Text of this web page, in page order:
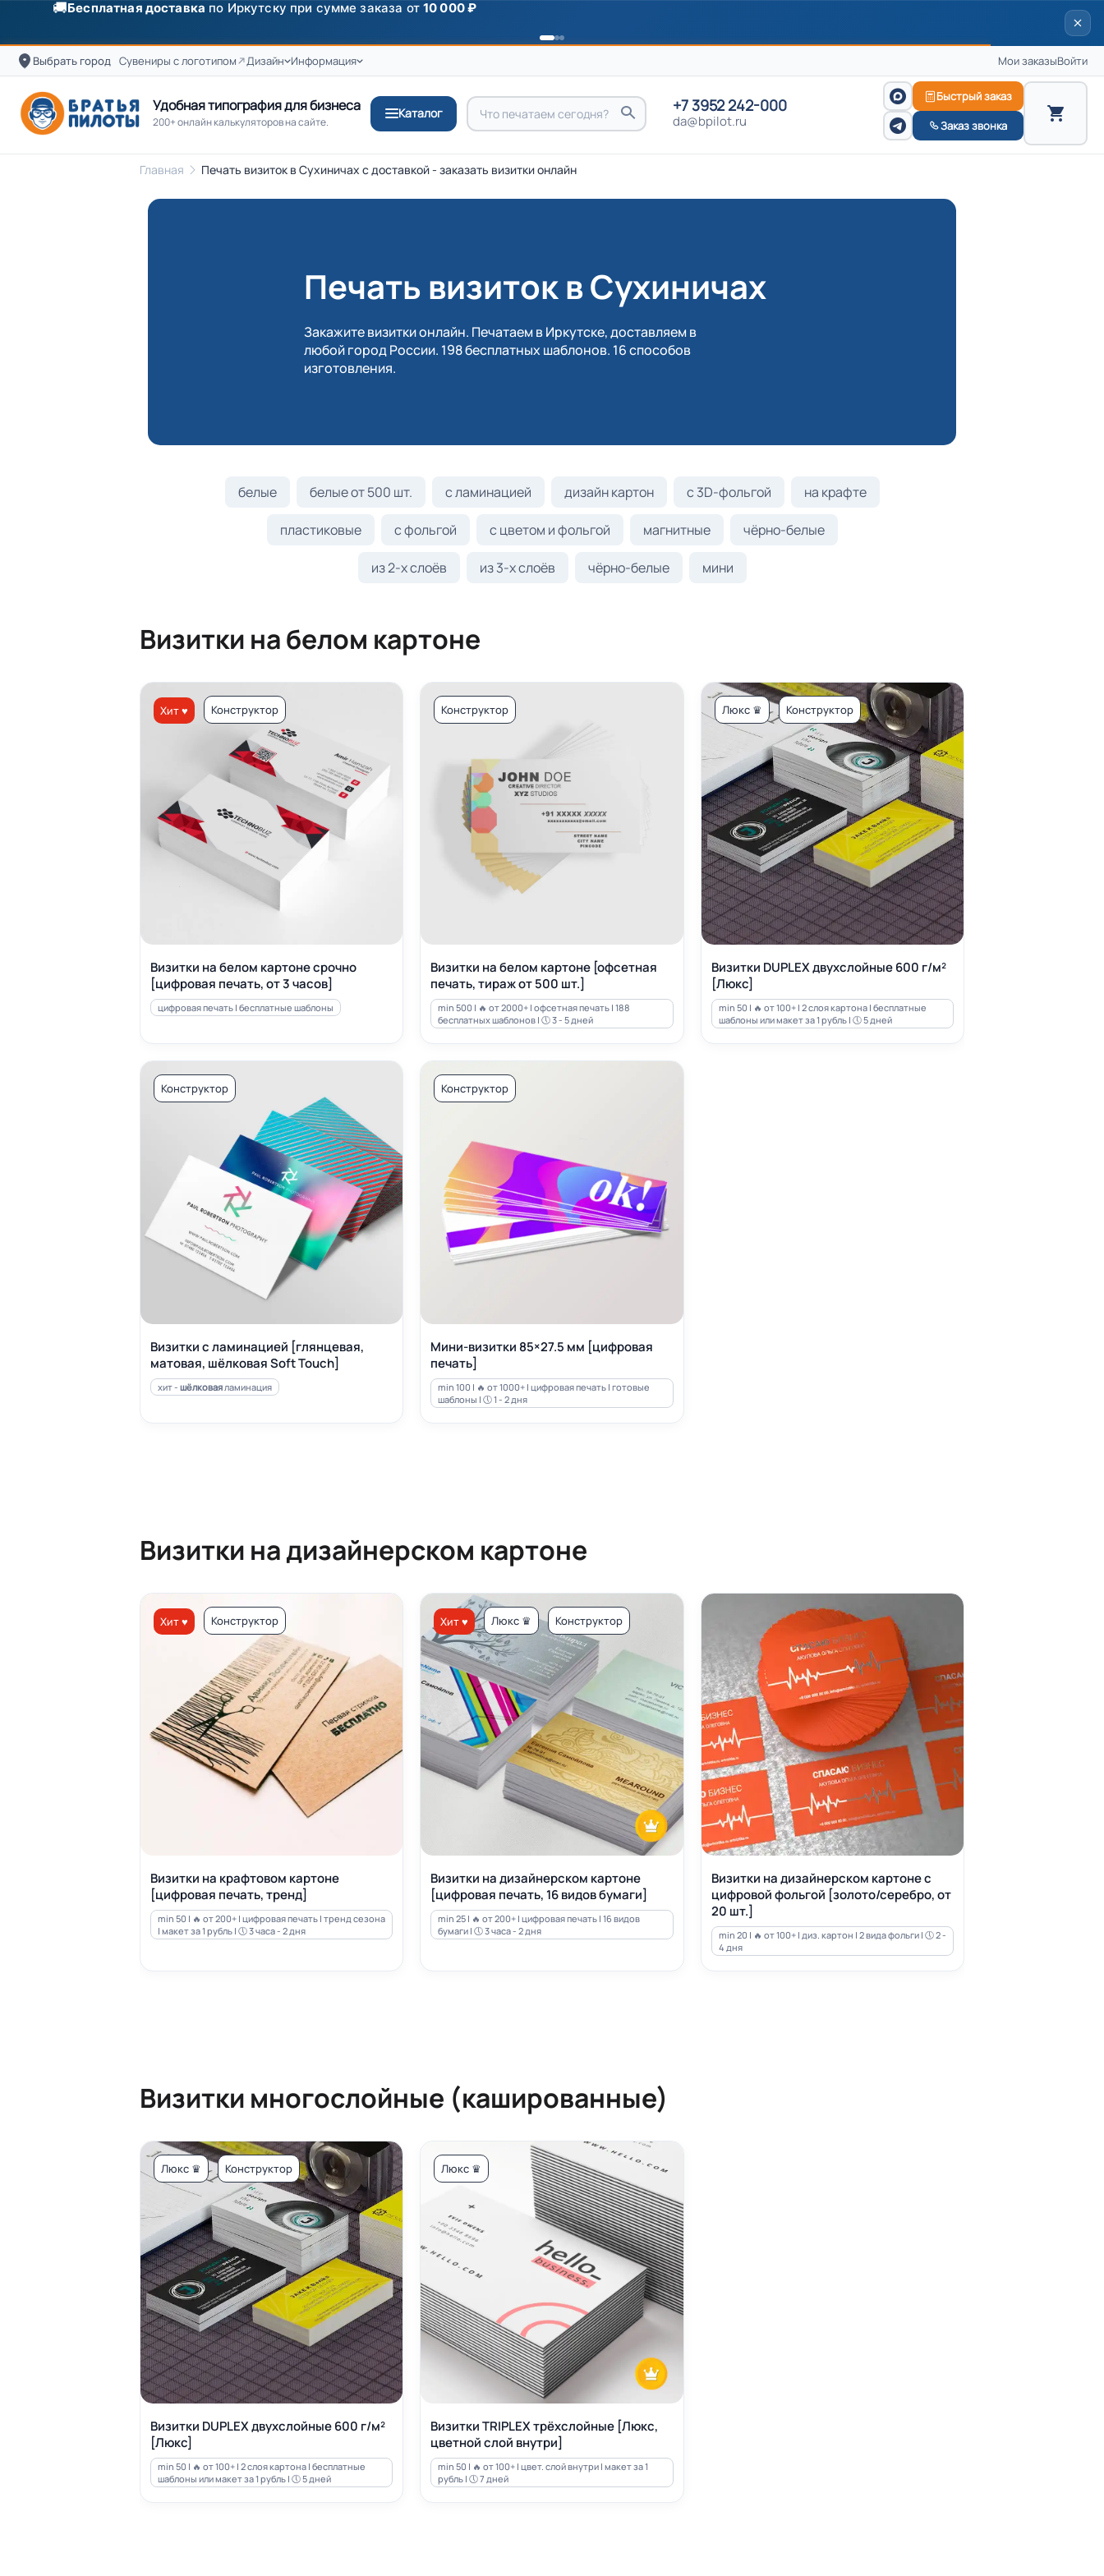
✨Скидка250 ₽на первый заказ от 3000 ₽ по промокоду ПРИВЕТ
Выбрать город Сувениры с логотипом Дизайн Информация Мои заказыВойти
Удобная типография для бизнеса
200+ онлайн калькуляторов на сайте.
Каталог +7 3952 242-000
da@bpilot.ru
Быстрый заказ
Заказ звонка
Главная Печать визиток в Сухиничах с доставкой - заказать визитки онлайн
Печать визиток в Сухиничах
Закажите визитки онлайн. Печатаем в Иркутске, доставляем в
любой город России. 198 бесплатных шаблонов. 16 способов
изготовления.
белые белые от 500 шт. с ламинацией дизайн картон с 3D-фольгой на крафте
пластиковые с фольгой с цветом и фольгой магнитные чёрно-белые
из 2-х слоёв из 3-х слоёв чёрно-белые мини
Визитки на белом картоне
Хит ♥ Конструктор
Визитки на белом картоне срочно
[цифровая печать, от 3 часов]
цифровая печать | бесплатные шаблоны
Конструктор
Визитки на белом картоне [офсетная
печать, тираж от 500 шт.]
min 500 | 🔥 от 2000+ | офсетная печать | 188
бесплатных шаблонов | 🕔 3 - 5 дней
Люкс ♛ Конструктор
Визитки DUPLEX двухслойные 600 г/м²
[Люкс]
min 50 | 🔥 от 100+ | 2 слоя картона | бесплатные
шаблоны или макет за 1 рубль | 🕔 5 дней
Конструктор
Визитки с ламинацией [глянцевая,
матовая, шёлковая Soft Touch]
хит - шёлковая ламинация
Конструктор
Мини-визитки 85×27.5 мм [цифровая
печать]
min 100 | 🔥 от 1000+ | цифровая печать | готовые
шаблоны | 🕔 1 - 2 дня
Визитки на дизайнерском картоне
Хит ♥ Конструктор
Визитки на крафтовом картоне
[цифровая печать, тренд]
min 50 | 🔥 от 200+ | цифровая печать | тренд сезона
| макет за 1 рубль | 🕔 3 часа - 2 дня
Хит ♥ Люкс ♛ Конструктор
Визитки на дизайнерском картоне
[цифровая печать, 16 видов бумаги]
min 25 | 🔥 от 200+ | цифровая печать | 16 видов
бумаги | 🕔 3 часа - 2 дня
Визитки на дизайнерском картоне с
цифровой фольгой [золото/серебро, от
20 шт.]
min 20 | 🔥 от 100+ | диз. картон | 2 вида фольги | 🕔 2 -
4 дня
Визитки многослойные (кашированные)
Люкс ♛ Конструктор
Визитки DUPLEX двухслойные 600 г/м²
[Люкс]
min 50 | 🔥 от 100+ | 2 слоя картона | бесплатные
шаблоны или макет за 1 рубль | 🕔 5 дней
Люкс ♛
Визитки TRIPLEX трёхслойные [Люкс,
цветной слой внутри]
min 50 | 🔥 от 100+ | цвет. слой внутри | макет за 1
рубль | 🕔 7 дней